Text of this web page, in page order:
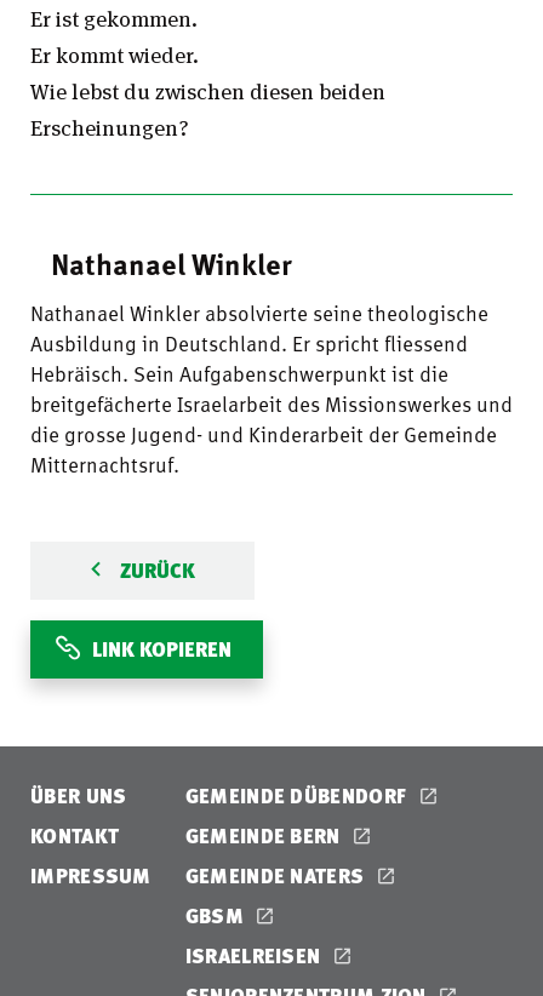
Er ist gekommen.
Er kommt wieder.
Wie lebst du zwischen diesen beiden
Erscheinungen?
Nathanael Winkler
Nathanael Winkler absolvierte seine theologische
Ausbildung in Deutschland. Er spricht fliessend
Hebräisch. Sein Aufgabenschwerpunkt ist die
breitgefächerte Israelarbeit des Missionswerkes und
die grosse Jugend- und Kinderarbeit der Gemeinde
Mitternachtsruf.
ZURÜCK
LINK KOPIEREN
ÜBER UNS
KONTAKT
IMPRESSUM
GEMEINDE DÜBENDORF
GEMEINDE BERN
GEMEINDE NATERS
GBSM
ISRAELREISEN